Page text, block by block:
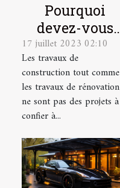
Pourquoi
devez-vous
faire appel à
des cordistes
pour vos
travaux en
hauteur ?
17 juillet 2023 02:10
Les travaux de
construction tout comme
les travaux de rénovation
ne sont pas des projets à
confier à...